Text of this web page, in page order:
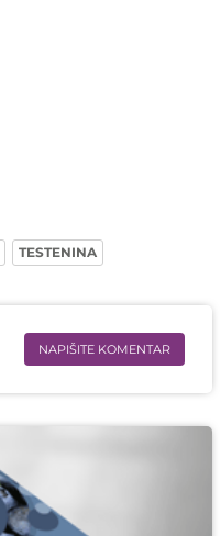
TESTENINA
NAPIŠITE KOMENTAR